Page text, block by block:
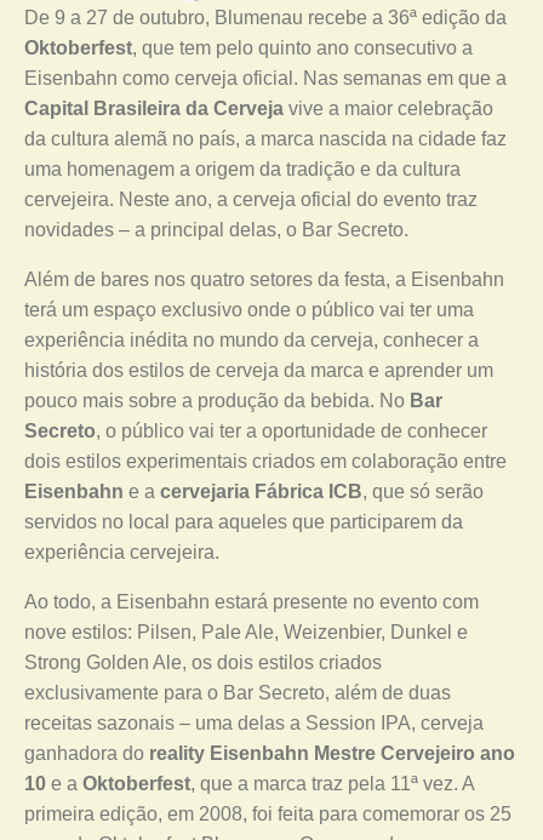
De 9 a 27 de outubro, Blumenau recebe a 36ª edição da
Oktoberfest, que tem pelo quinto ano consecutivo a
Eisenbahn como cerveja oficial. Nas semanas em que a
Capital Brasileira da Cerveja vive a maior celebração
da cultura alemã no país, a marca nascida na cidade faz
uma homenagem a origem da tradição e da cultura
cervejeira. Neste ano, a cerveja oficial do evento traz
novidades – a principal delas, o Bar Secreto.
Além de bares nos quatro setores da festa, a Eisenbahn
terá um espaço exclusivo onde o público vai ter uma
experiência inédita no mundo da cerveja, conhecer a
história dos estilos de cerveja da marca e aprender um
pouco mais sobre a produção da bebida. No Bar
Secreto, o público vai ter a oportunidade de conhecer
dois estilos experimentais criados em colaboração entre
Eisenbahn e a cervejaria Fábrica ICB, que só serão
servidos no local para aqueles que participarem da
experiência cervejeira.
Ao todo, a Eisenbahn estará presente no evento com
nove estilos: Pilsen, Pale Ale, Weizenbier, Dunkel e
Strong Golden Ale, os dois estilos criados
exclusivamente para o Bar Secreto, além de duas
receitas sazonais – uma delas a Session IPA, cerveja
ganhadora do reality Eisenbahn Mestre Cervejeiro ano
10 e a Oktoberfest, que a marca traz pela 11ª vez. A
primeira edição, em 2008, foi feita para comemorar os 25